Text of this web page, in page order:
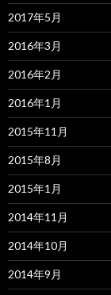
2017年5月
2016年3月
2016年2月
2016年1月
2015年11月
2015年8月
2015年1月
2014年11月
2014年10月
2014年9月